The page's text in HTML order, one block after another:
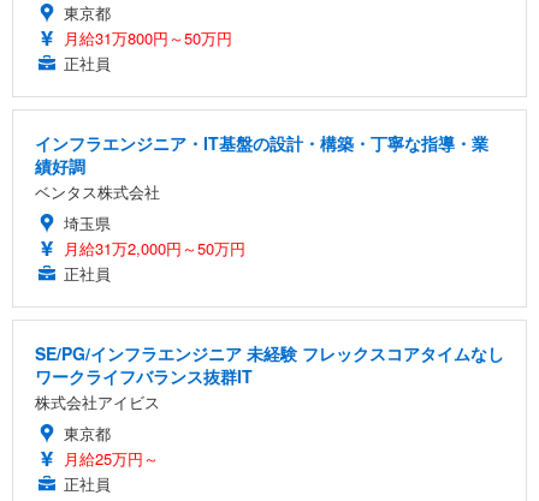
東京都
月給31万800円～50万円
正社員
インフラエンジニア・IT基盤の設計・構築・丁寧な指導・業
績好調
ベンタス株式会社
埼玉県
月給31万2,000円～50万円
正社員
SE/PG/インフラエンジニア 未経験 フレックスコアタイムなし
ワークライフバランス抜群IT
株式会社アイビス
東京都
月給25万円～
正社員